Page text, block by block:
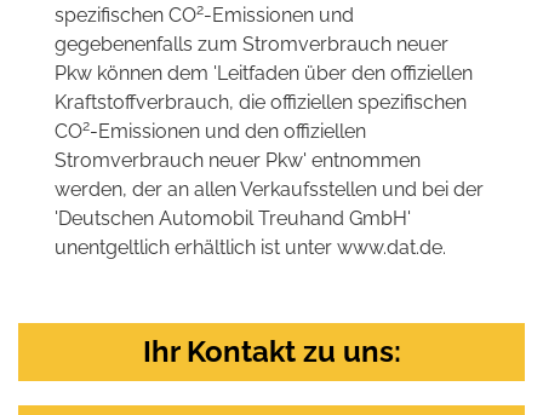
spezifischen CO2-Emissionen und
gegebenenfalls zum Stromverbrauch neuer
Pkw können dem 'Leitfaden über den offiziellen
Kraftstoffverbrauch, die offiziellen spezifischen
CO2-Emissionen und den offiziellen
Stromverbrauch neuer Pkw' entnommen
werden, der an allen Verkaufsstellen und bei der
'Deutschen Automobil Treuhand GmbH'
unentgeltlich erhältlich ist unter www.dat.de.
Ihr Kontakt zu uns: